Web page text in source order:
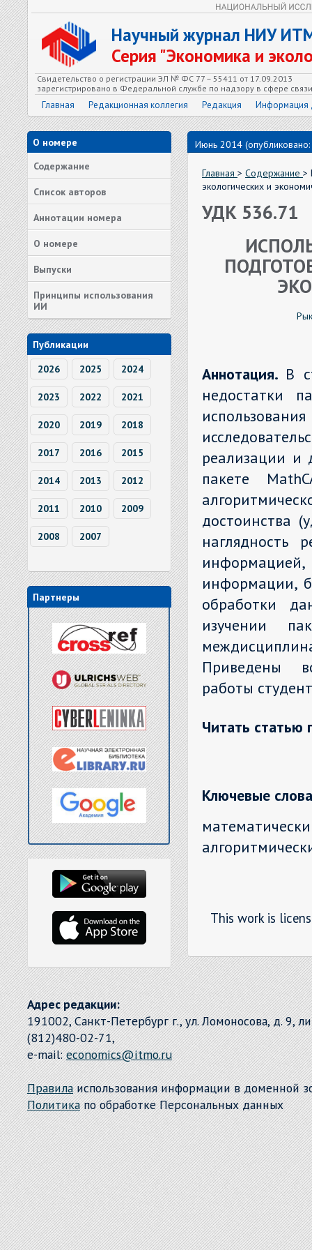
Научный журнал НИУ
Серия "Экономика и
Свидетельство о регистрации ЭЛ № ФС 77 – 55411 от 17.09.2013
зарегистрировано в Федеральной службе по надзору в сфере
Главная Редакционная коллегия Редакция Информация
О номере
Содержание
Список авторов
Аннотации номера
О номере
Выпуски
Принципы использования
ИИ
Публикации
2026
2025 2024
2023 2022 2021
2020 2019 2018
2017 2016 2015
2014 2013 2012
2011 2010 2009
2008 2007
Партнеры
Июнь 2014
Главная > Содержание >
экологических и
УДК 536.71
Аннотация. В
недостатки
реализации и
пакете
достоинства
наглядность
информации,
обработки
изучении
Приведены
работы
Читать статью
Ключевые
This work is
Адрес редакции:
191002, Санкт-Петербург г., ул. Ломоносова, д. 9,
(812)480-02-71,
e-mail:economics@itmo.ru
Правилаиспользования информации в доменной
Политикапо обработке Персональных данных